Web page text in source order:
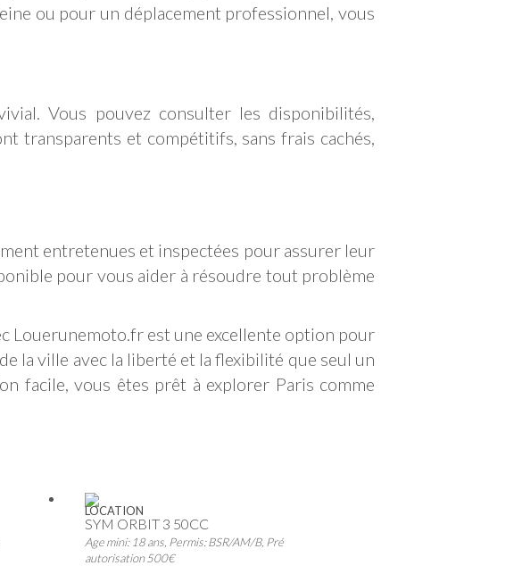
ou pour un déplacement professionnel, vous
Vous pouvez consulter les disponibilités,
transparents et compétitifs, sans frais cachés,
entretenues et inspectées pour assurer leur
pour vous aider à résoudre tout problème
Louerunemoto.fr est une excellente option pour
la ville avec la liberté et la flexibilité que seul un
facile, vous êtes prêt à explorer Paris comme
LOCATION
SYM ORBIT 3 50CC
Age mini: 18 ans, Permis: BSR/AM/B, Pré
autorisation 500€